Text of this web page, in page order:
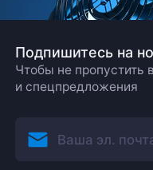
Подпишитесь на
Чтобы не пропустить
и спецпредложения